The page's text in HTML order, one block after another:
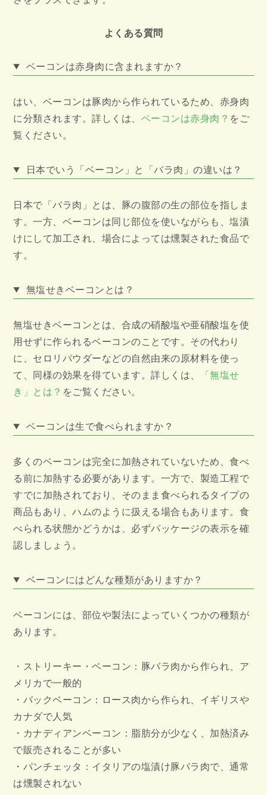
よくある質問
ベーコンは赤身肉に含まれますか？
はい、ベーコンは豚肉から作られているため、赤身肉
に分類されます。詳しくは、 ベーコンは赤身肉？ をご
覧ください。
日本でいう「ベーコン」と「バラ肉」の違いは？
日本で「バラ肉」とは、豚の腹部の生の部位を指しま
す。一方、ベーコンは同じ部位を使いながらも、塩漬
けにして加工され、場合によっては燻製された食品で
す。
無塩せきベーコンとは？
無塩せきベーコンとは、合成の硝酸塩や亜硝酸塩を使
用せずに作られるベーコンのことです。その代わり
に、セロリパウダーなどの自然由来の原材料を使っ
て、同様の効果を得ています。詳しくは、
「無塩せ
き」とは？ をご覧ください。
ベーコンは生で食べられますか？
多くのベーコンは完全に加熱されていないため、食べ
る前に加熱する必要があります。一方で、製造工程で
すでに加熱されており、そのまま食べられるタイプの
商品もあり、ハムのように扱える場合もあります。食
べられる状態かどうかは、必ずパッケージの表示を確
認しましょう。
ベーコンにはどんな種類がありますか？
ベーコンには、部位や製法によっていくつかの種類が
あります。
・ストリーキー・ベーコン：豚バラ肉から作られ、ア
メリカで一般的
・バックベーコン：ロース肉から作られ、イギリスや
カナダで人気
・カナディアンベーコン：脂肪分が少なく、加熱済み
で販売されることが多い
・パンチェッタ：イタリアの塩漬け豚バラ肉で、通常
は燻製されない